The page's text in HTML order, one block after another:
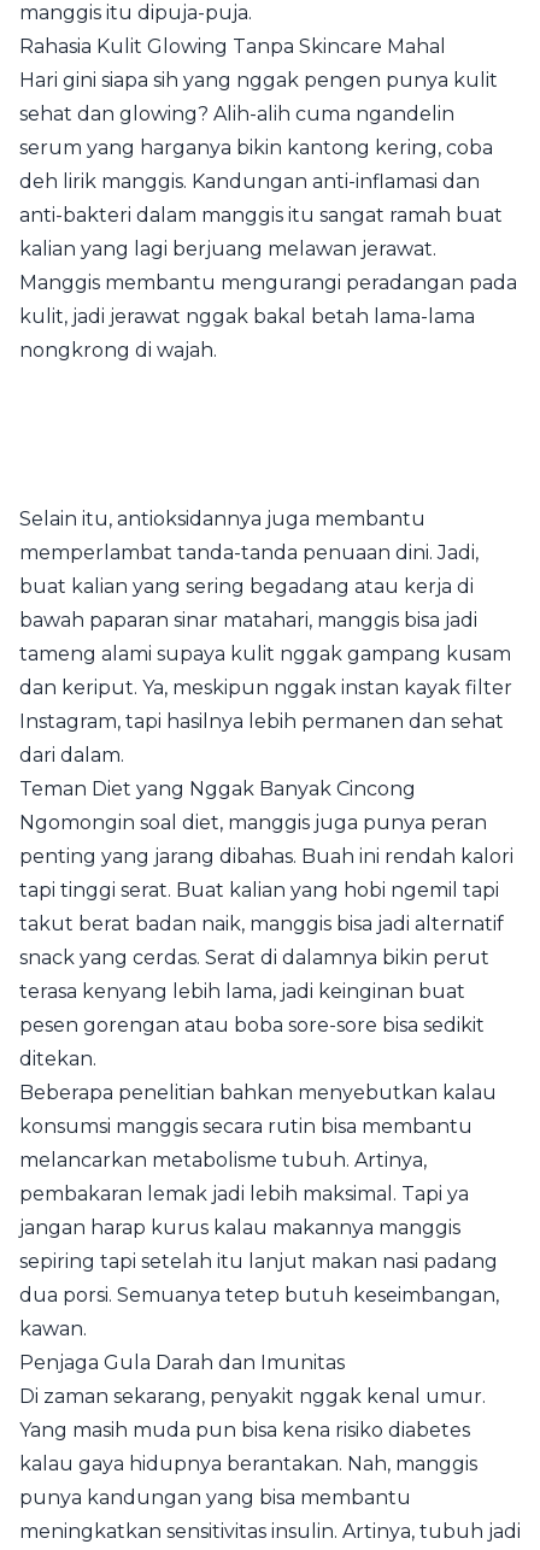
manggis itu dipuja-puja.
Rahasia Kulit Glowing Tanpa Skincare Mahal
Hari gini siapa sih yang nggak pengen punya kulit
sehat dan glowing? Alih-alih cuma ngandelin
serum yang harganya bikin kantong kering, coba
deh lirik manggis. Kandungan anti-inflamasi dan
anti-bakteri dalam manggis itu sangat ramah buat
kalian yang lagi berjuang melawan jerawat.
Manggis membantu mengurangi peradangan pada
kulit, jadi jerawat nggak bakal betah lama-lama
nongkrong di wajah.
Selain itu, antioksidannya juga membantu
memperlambat tanda-tanda penuaan dini. Jadi,
buat kalian yang sering begadang atau kerja di
bawah paparan sinar matahari, manggis bisa jadi
tameng alami supaya kulit nggak gampang kusam
dan keriput. Ya, meskipun nggak instan kayak filter
Instagram, tapi hasilnya lebih permanen dan sehat
dari dalam.
Teman Diet yang Nggak Banyak Cincong
Ngomongin soal diet, manggis juga punya peran
penting yang jarang dibahas. Buah ini rendah kalori
tapi tinggi serat. Buat kalian yang hobi ngemil tapi
takut berat badan naik, manggis bisa jadi alternatif
snack yang cerdas. Serat di dalamnya bikin perut
terasa kenyang lebih lama, jadi keinginan buat
pesen gorengan atau boba sore-sore bisa sedikit
ditekan.
Beberapa penelitian bahkan menyebutkan kalau
konsumsi manggis secara rutin bisa membantu
melancarkan metabolisme tubuh. Artinya,
pembakaran lemak jadi lebih maksimal. Tapi ya
jangan harap kurus kalau makannya manggis
sepiring tapi setelah itu lanjut makan nasi padang
dua porsi. Semuanya tetep butuh keseimbangan,
kawan.
Penjaga Gula Darah dan Imunitas
Di zaman sekarang, penyakit nggak kenal umur.
Yang masih muda pun bisa kena risiko diabetes
kalau gaya hidupnya berantakan. Nah, manggis
punya kandungan yang bisa membantu
meningkatkan sensitivitas insulin. Artinya, tubuh jadi